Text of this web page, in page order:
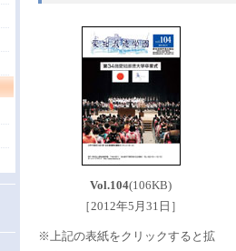
Vol.104(106KB)
［2012年5月31日］
※上記の表紙をクリックすると拡